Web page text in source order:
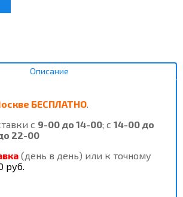
Описание
БЕСПЛАТНО.
с 9-00 до 14-00; с 14-00 до
22-00
(день в день) или к точному
руб.